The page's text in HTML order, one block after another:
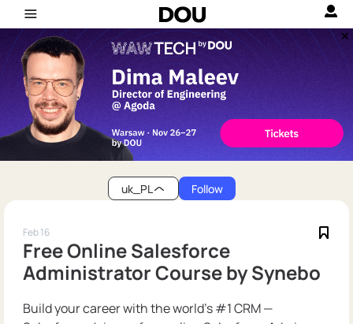
uk_PL Follow
Feb 16
Free Online Salesforce
Administrator Course by Synebo
Build your career with the world’s #1 CRM —